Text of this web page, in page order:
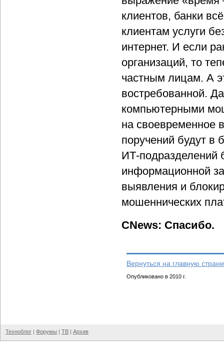
клиентов, банки
клиентам услуги
интернет. И если
организаций, то
частным лицам. А
востребованной.
компьютерными
на своевременное
поручений будут
ИТ-подразделений
информационной
выявления и
мошеннических
CNews: Спасибо.
Вернуться на главную
Опубликовано в 2010 г.
Техноблог | Форумы | ТВ | Архив